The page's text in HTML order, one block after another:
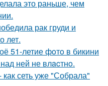
это раньше, чем
рак груди и
лет.
51-летие фoтo в бикини
ней не влacтнo.
как сеть уже "Собрала"